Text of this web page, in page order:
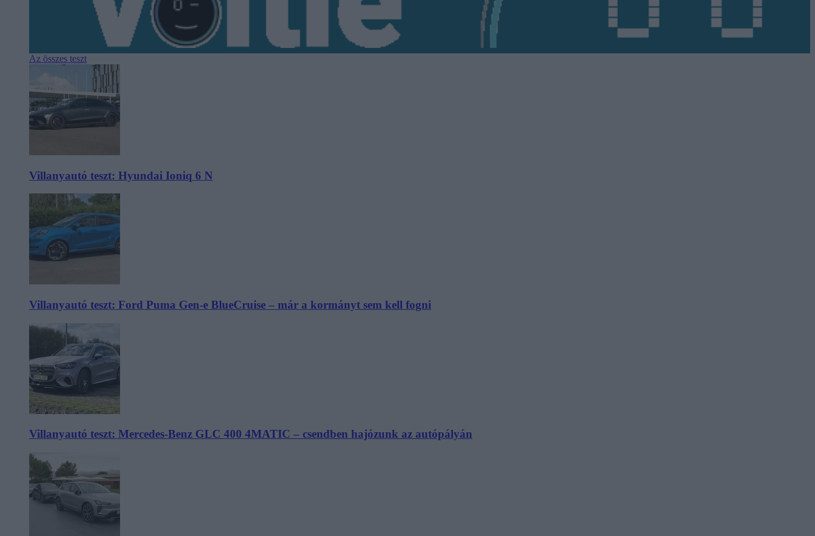
Az összes teszt
Villanyautó teszt: Hyundai Ioniq 6 N
Villanyautó teszt: Ford Puma Gen-e BlueCruise – már a kormányt sem kell fogni
Villanyautó teszt: Mercedes-Benz GLC 400 4MATIC – csendben hajózunk az autópályán